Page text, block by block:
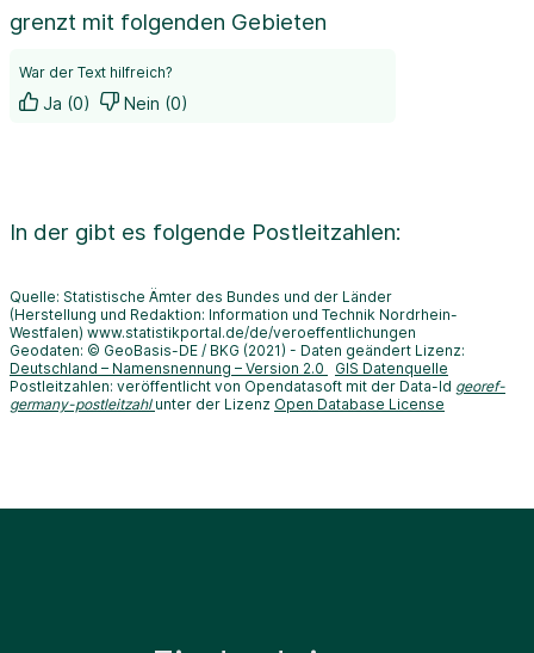
grenzt mit folgenden Gebieten
War der Text hilfreich?
Ja (0) Nein (0)
In der gibt es folgende Postleitzahlen:
Quelle: Statistische Ämter des Bundes und der Länder
(Herstellung und Redaktion: Information und Technik Nordrhein-
Westfalen) www.statistikportal.de/de/veroeffentlichungen
Geodaten: © GeoBasis-DE / BKG (2021) - Daten geändert Lizenz:
Deutschland – Namensnennung – Version 2.0
GIS Datenquelle
Postleitzahlen: veröffentlicht von Opendatasoft mit der Data-Id georef-
germany-postleitzahl unter der Lizenz Open Database License